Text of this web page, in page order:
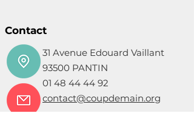
Contact
31 Avenue Edouard Vaillant
93500 PANTIN
01 48 44 44 92
contact@coupdemain.org